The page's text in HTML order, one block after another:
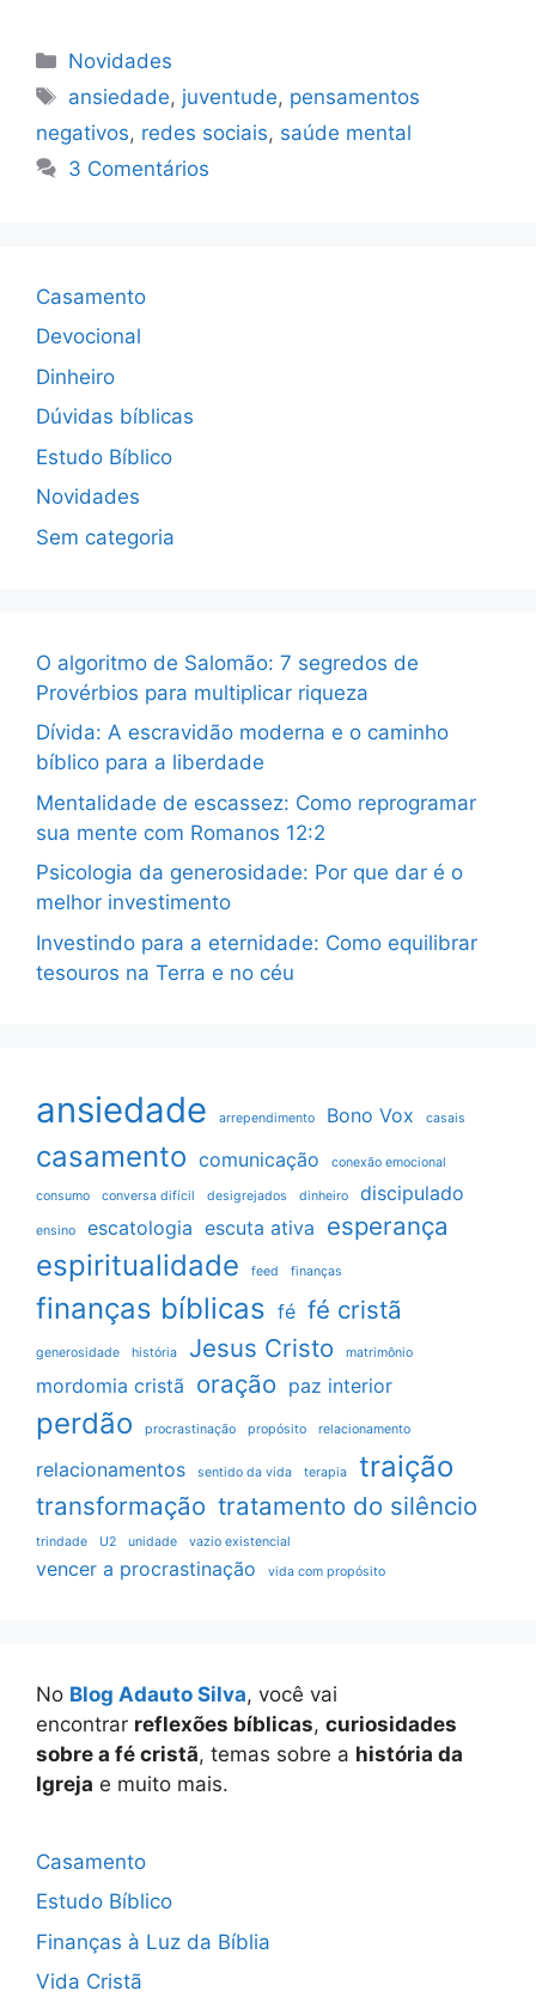
Categorias
Novidades
Tags
ansiedade, juventude, pensamentos
negativos, redes sociais, saúde mental
3 Comentários
Casamento
Devocional
Dinheiro
Dúvidas bíblicas
Estudo Bíblico
Novidades
Sem categoria
O algoritmo de Salomão: 7 segredos de
Provérbios para multiplicar riqueza
Dívida: A escravidão moderna e o caminho
bíblico para a liberdade
Mentalidade de escassez: Como reprogramar
sua mente com Romanos 12:2
Psicologia da generosidade: Por que dar é o
melhor investimento
Investindo para a eternidade: Como equilibrar
tesouros na Terra e no céu
ansiedade arrependimento Bono Vox casais
casamento comunicação conexão emocional
consumo conversa difícil desigrejados dinheiro discipulado
ensino escatologia escuta ativa esperança
espiritualidade feed finanças
finanças bíblicas fé fé cristã
generosidade história Jesus Cristo matrimônio
mordomia cristã oração paz interior
perdão procrastinação propósito relacionamento
relacionamentos sentido da vida terapia traição
transformação tratamento do silêncio
trindade U2 unidade vazio existencial
vencer a procrastinação vida com propósito
No Blog Adauto Silva, você vai
encontrar reflexões bíblicas, curiosidades
sobre a fé cristã, temas sobre a história da
Igreja e muito mais.
Casamento
Estudo Bíblico
Finanças à Luz da Bíblia
Vida Cristã